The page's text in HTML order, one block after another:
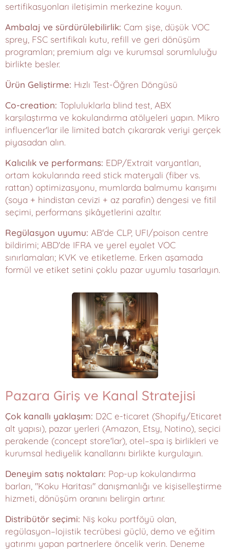
sertifikasyonları iletişimin merkezine koyun.
Ambalaj ve sürdürülebilirlik: Cam şişe, düşük VOC
sprey, FSC sertifikalı kutu, refill ve geri dönüşüm
programları; premium algı ve kurumsal sorumluluğu
birlikte besler.
Ürün Geliştirme: Hızlı Test-Öğren Döngüsü
Co-creation: Topluluklarla blind test, ABX
karşılaştırma ve kokulandırma atölyeleri yapın. Mikro
influencer'lar ile limited batch çıkararak veriyi gerçek
piyasadan alın.
Kalıcılık ve performans: EDP/Extrait varyantları,
ortam kokularında reed stick materyali (fiber vs.
rattan) optimizasyonu, mumlarda balmumu karışımı
(soya + hindistan cevizi + az parafin) dengesi ve fitil
seçimi, performans şikâyetlerini azaltır.
Regülasyon uyumu: AB'de CLP, UFI/poison centre
bildirimi; ABD'de IFRA ve yerel eyalet VOC
sınırlamaları; KVK ve etiketleme. Erken aşamada
formül ve etiket setini çoklu pazar uyumlu tasarlayın.
Pazara Giriş ve Kanal Stratejisi
Çok kanallı yaklaşım: D2C e-ticaret (Shopify/Eticaret
alt yapısı), pazar yerleri (Amazon, Etsy, Notino), seçici
perakende (concept store'lar), otel–spa iş birlikleri ve
kurumsal hediyelik kanallarını birlikte kurgulayın.
Deneyim satış noktaları: Pop-up kokulandırma
barları, "Koku Haritası" danışmanlığı ve kişiselleştirme
hizmeti, dönüşüm oranını belirgin artırır.
Distribütör seçimi: Niş koku portföyü olan,
regülasyon–lojistik tecrübesi güçlü, demo ve eğitim
yatırımı yapan partnerlere öncelik verin. Deneme